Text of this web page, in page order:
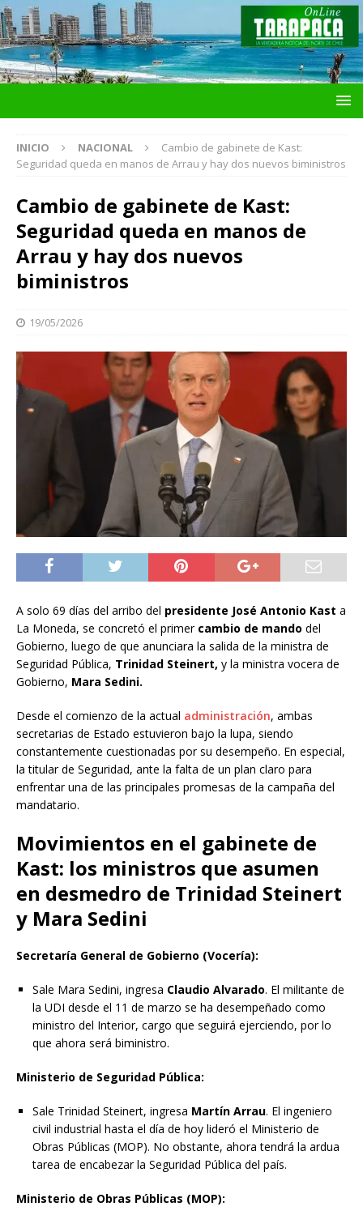
INICIO NACIONAL
Cambio de gabinete de Kast:
Seguridad queda en manos de Arrau y hay dos nuevos biministros
Cambio de gabinete de Kast:
Seguridad queda en manos de
Arrau y hay dos nuevos
biministros
19/05/2026
A solo 69 días del arribo del presidente José Antonio Kast a
La Moneda, se concretó el primer cambio de mando del
Gobierno, luego de que anunciara la salida de la ministra de
Seguridad Pública, Trinidad Steinert, y la ministra vocera de
Gobierno, Mara Sedini.
Desde el comienzo de la actual administración, ambas
secretarias de Estado estuvieron bajo la lupa, siendo
constantemente cuestionadas por su desempeño. En especial,
la titular de Seguridad, ante la falta de un plan claro para
enfrentar una de las principales promesas de la campaña del
mandatario.
Movimientos en el gabinete de
Kast: los ministros que asumen
en desmedro de Trinidad Steinert
y Mara Sedini
Secretaría General de Gobierno (Vocería):
Sale Mara Sedini, ingresa Claudio Alvarado. El militante de
la UDI desde el 11 de marzo se ha desempeñado como
ministro del Interior, cargo que seguirá ejerciendo, por lo
que ahora será biministro.
Ministerio de Seguridad Pública:
Sale Trinidad Steinert, ingresa Martín Arrau. El ingeniero
civil industrial hasta el día de hoy lideró el Ministerio de
Obras Públicas (MOP). No obstante, ahora tendrá la ardua
tarea de encabezar la Seguridad Pública del país.
Ministerio de Obras Públicas (MOP):